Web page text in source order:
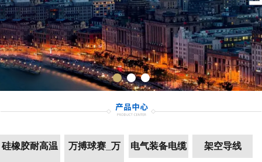
硅橡胶耐高温 万搏球赛_万 电气装备电缆 架空导线